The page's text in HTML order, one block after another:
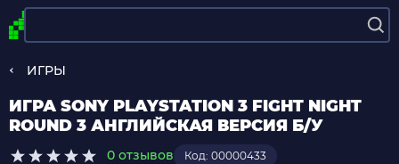
ИГРЫ
ИГРА SONY PLAYSTATION 3 FIGHT NIGHT
ROUND 3 АНГЛИЙСКАЯ ВЕРСИЯ Б/У
0 отзывов Код: 00000433